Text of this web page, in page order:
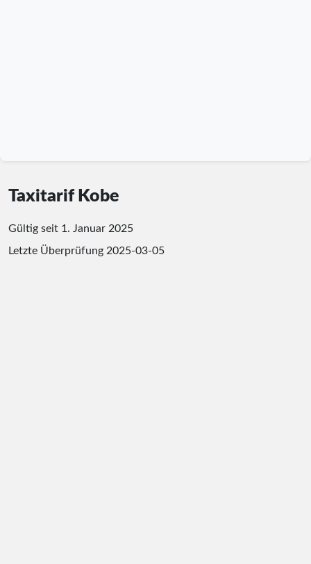
Taxitarif Kobe
Gültig seit 1. Januar 2025
Letzte Überprüfung 2025-03-05